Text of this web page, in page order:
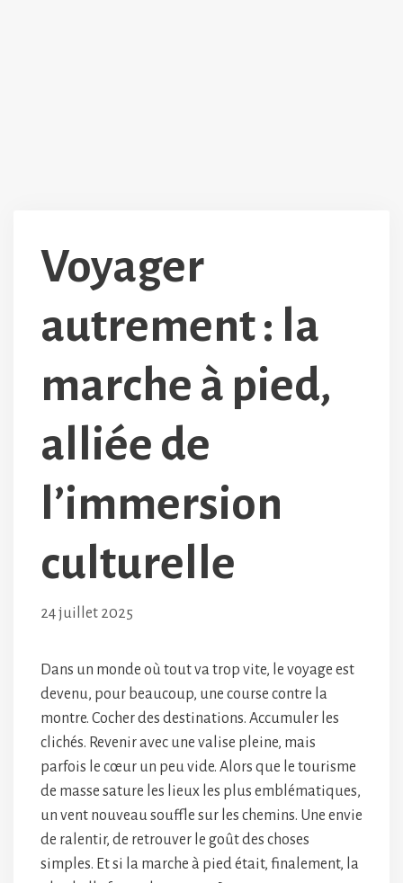
Voyager
autrement : la
marche à pied,
alliée de
l’immersion
culturelle
24 juillet 2025
Dans un monde où tout va trop vite, le voyage est
devenu, pour beaucoup, une course contre la
montre. Cocher des destinations. Accumuler les
clichés. Revenir avec une valise pleine, mais
parfois le cœur un peu vide. Alors que le tourisme
de masse sature les lieux les plus emblématiques,
un vent nouveau souffle sur les chemins. Une envie
de ralentir, de retrouver le goût des choses
simples. Et si la marche à pied était, finalement, la